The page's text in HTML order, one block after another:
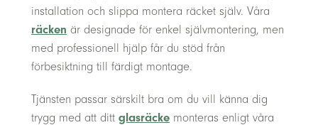
installation och slippa montera räcket själv. Våra
räcken är designade för enkel självmontering, men
med professionell hjälp får du stöd från
förbesiktning till färdigt montage.
Tjänsten passar särskilt bra om du vill känna dig
trygg med att ditt glasräcke monteras enligt våra